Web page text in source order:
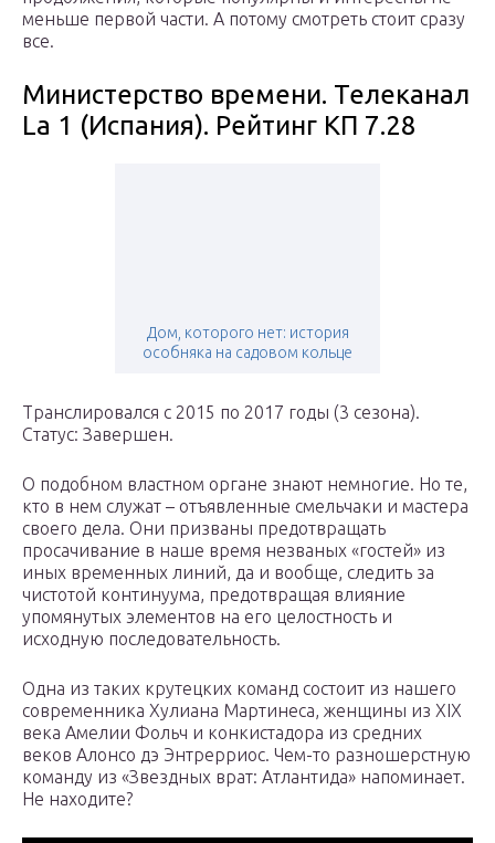
меньше первой части. А потому смотреть стоит сразу
все.
Министерство времени. Телеканал
La 1 (Испания). Рейтинг КП 7.28
Дом, которого нет: история
особняка на садовом кольце
Транслировался с 2015 по 2017 годы (3 сезона).
Статус: Завершен.
О подобном властном органе знают немногие. Но те,
кто в нем служат – отъявленные смельчаки и мастера
своего дела. Они призваны предотвращать
просачивание в наше время незваных «гостей» из
иных временных линий, да и вообще, следить за
чистотой континуума, предотвращая влияние
упомянутых элементов на его целостность и
исходную последовательность.
Одна из таких крутецких команд состоит из нашего
современника Хулиана Мартинеса, женщины из XIX
века Амелии Фольч и конкистадора из средних
веков Алонсо дэ Энтрерриос. Чем-то разношерстную
команду из «Звездных врат: Атлантида» напоминает.
Не находите?